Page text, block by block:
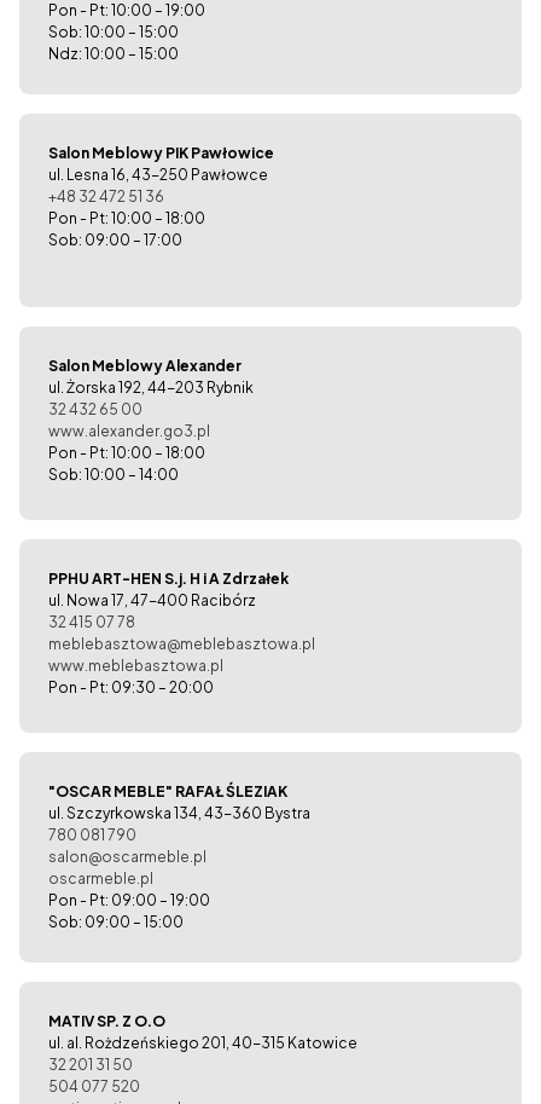
Pon - Pt: 10:00 – 19:00
Sob: 10:00 – 15:00
Ndz: 10:00 – 15:00
Salon Meblowy PIK Pawłowice
ul. Lesna 16, 43-250 Pawłowce
+48 32 472 51 36
Pon - Pt: 10:00 – 18:00
Sob: 09:00 – 17:00
Salon Meblowy Alexander
ul. Żorska 192, 44-203 Rybnik
32 432 65 00
www.alexander.go3.pl
Pon - Pt: 10:00 – 18:00
Sob: 10:00 – 14:00
PPHU ART-HEN S.j. H i A Zdrzałek
ul. Nowa 17, 47-400 Racibórz
32 415 07 78
meblebasztowa@meblebasztowa.pl
www.meblebasztowa.pl
Pon - Pt: 09:30 – 20:00
"OSCAR MEBLE" RAFAŁ ŚLEZIAK
ul. Szczyrkowska 134, 43-360 Bystra
780 081 790
salon@oscarmeble.pl
oscarmeble.pl
Pon - Pt: 09:00 – 19:00
Sob: 09:00 – 15:00
MATIV SP. Z O.O
ul. al. Rożdzeńskiego 201, 40-315 Katowice
32 201 31 50
504 077 520